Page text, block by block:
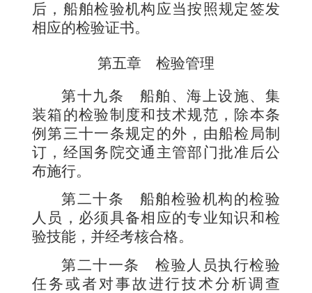
后，船舶检验机构应当按照规定签发
相应的检验证书。
第五章 检验管理
第十九条 船舶、海上设施、集
装箱的检验制度和技术规范，除本条
例第三十一条规定的外，由船检局制
订，经国务院交通主管部门批准后公
布施行。
第二十条 船舶检验机构的检验
人员，必须具备相应的专业知识和检
验技能，并经考核合格。
第二十一条检验人员执行检验
任务或者对事故进行技术分析调查